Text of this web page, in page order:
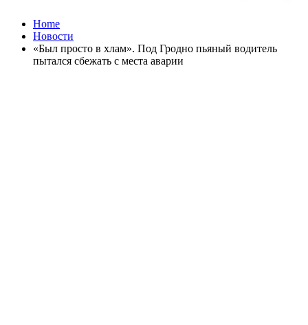
Home
Новости
«Был просто в хлам». Под Гродно пьяный водитель
пытался сбежать с места аварии